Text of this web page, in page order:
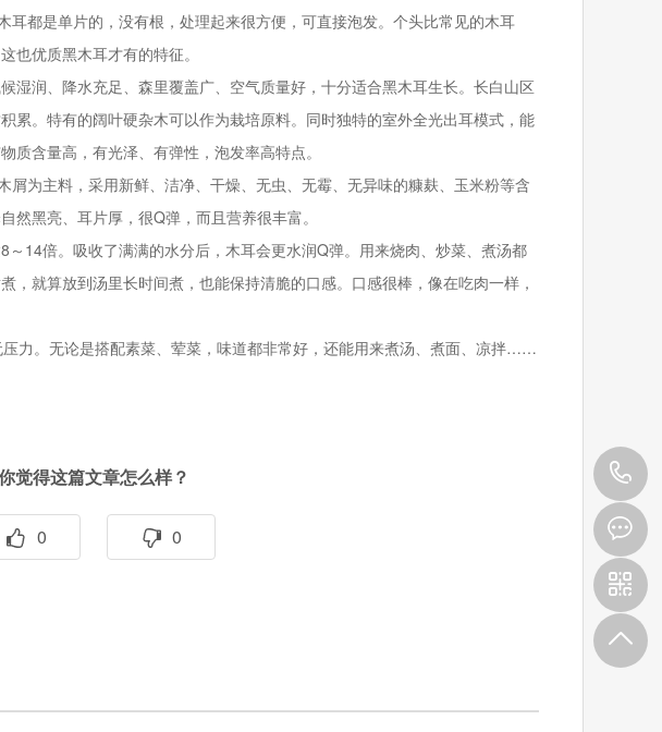
都是单片的，没有根，处理起来很方便，可直接泡发。个头比常见的木耳
也优质黑木耳才有的特征。
润、降水充足、森里覆盖广、空气质量好，十分适合黑木耳生长。长白山区
累。特有的阔叶硬杂木可以作为栽培原料。同时独特的室外全光出耳模式，能
质含量高，有光泽、有弹性，泡发率高特点。
为主料，采用新鲜、洁净、干燥、无虫、无霉、无异味的糠麸、玉米粉等含
然黑亮、耳片厚，很Q弹，而且营养很丰富。
14倍。吸收了满满的水分后，木耳会更水润Q弹。用来烧肉、炒菜、煮汤都
，就算放到汤里长时间煮，也能保持清脆的口感。口感很棒，像在吃肉一样，
力。无论是搭配素菜、荤菜，味道都非常好，还能用来煮汤、煮面、凉拌……
觉得这篇文章怎么样？
0 0